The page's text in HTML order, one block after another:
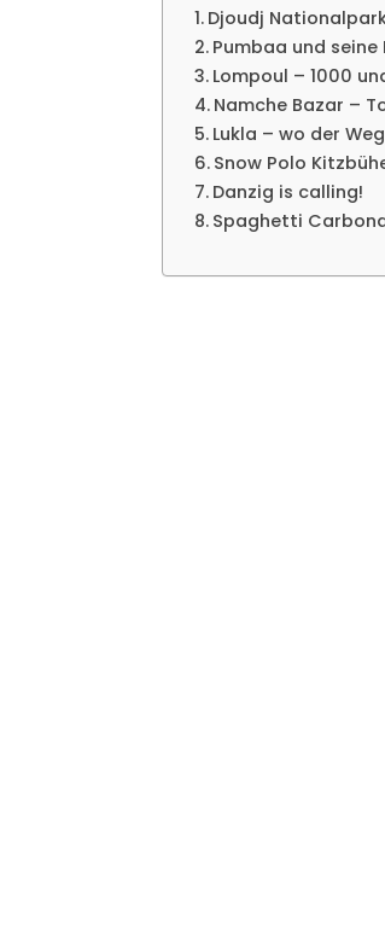
Djoudj
Pumbaa und seine
Lompoul – 1000
Namche Bazar –
Lukla – wo der
Snow Polo
Danzig is calling!
Spaghetti